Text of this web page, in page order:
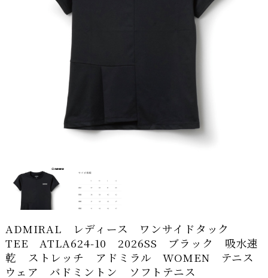
ADMIRAL レディース ワンサイドタック
TEE ATLA624-10 2026SS ブラック 吸水速
乾 ストレッチ アドミラル WOMEN テニス
ウェア バドミントン ソフトテニス